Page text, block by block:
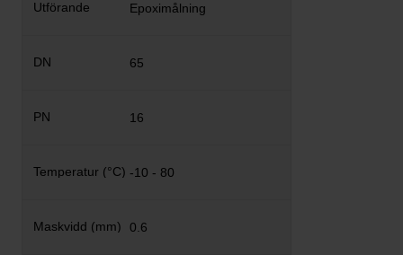
Epoximålning
65
16
-10 - 80
0.6